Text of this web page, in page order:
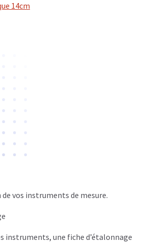
14cm
vos instruments de mesure.
instruments, une fiche d’étalonnage